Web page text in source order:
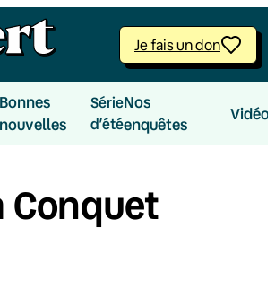
Je fais un don
Bonnes
nouvelles
Série
d’été
Nos
enquêtes
Conquet